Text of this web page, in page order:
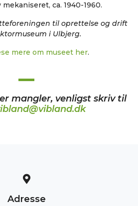
ca. 1940-1960.
til oprettelse og drift
i Ulbjerg.
mere om museet her.
mangler, venligst skriv til
Adresse